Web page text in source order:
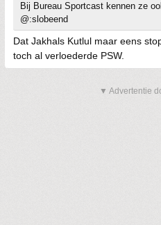
Bij Bureau Sportcast kennen ze
@:slobeend
Dat Jakhals Kutlul maar eens
toch al verloederde PSW.
▼ Advertentie